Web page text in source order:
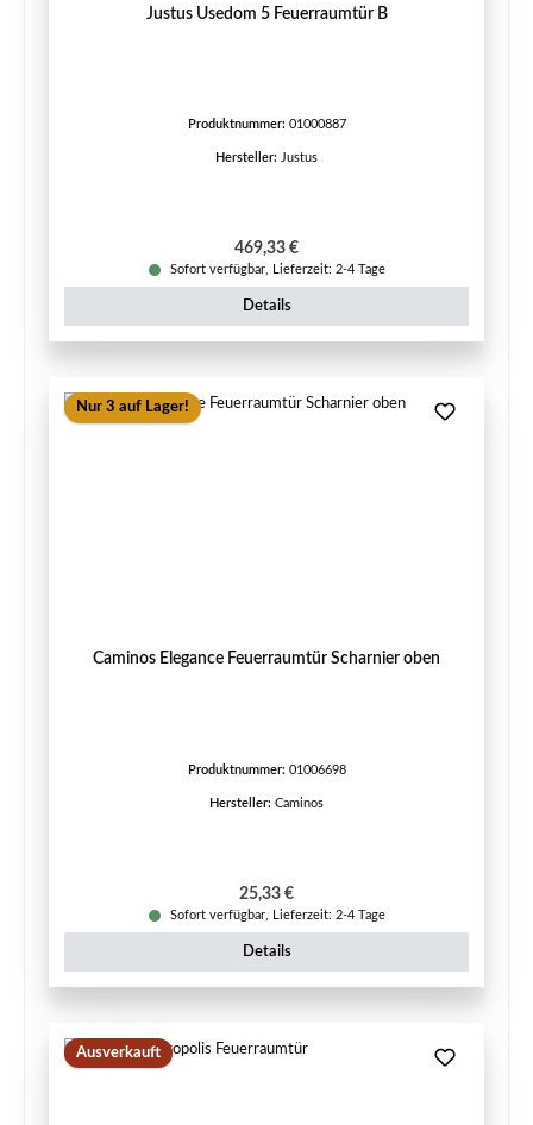
Justus Usedom 5 Feuerraumtür B
Produktnummer: 01000887
Hersteller: Justus
Regulärer Preis:
469,33 €
Sofort verfügbar, Lieferzeit: 2-4 Tage
Details
Nur 3 auf Lager!
Caminos Elegance Feuerraumtür Scharnier oben
Produktnummer: 01006698
Hersteller: Caminos
Regulärer Preis:
25,33 €
Sofort verfügbar, Lieferzeit: 2-4 Tage
Details
Ausverkauft